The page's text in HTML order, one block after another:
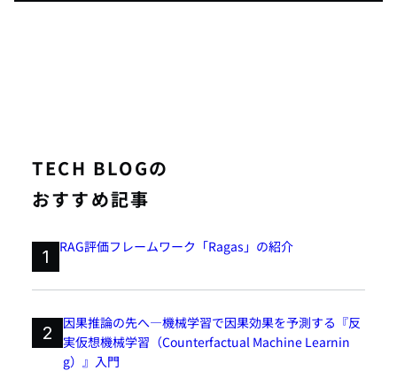
TECH BLOGの
おすすめ記事
1 RAG評価フレームワーク「Ragas」の紹介
2
因果推論の先へ―機械学習で因果効果を予測する『反
実仮想機械学習（Counterfactual Machine Learnin
g）』入門